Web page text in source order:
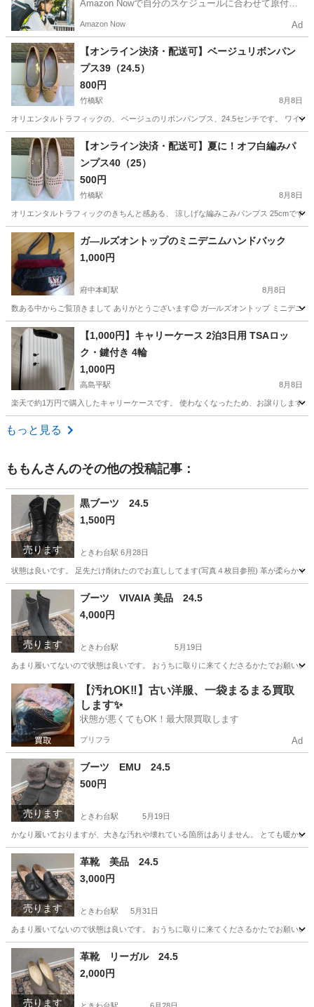
Amazon Nowで自分のスケジュールに合わせて原付や
う！
Amazon Now Ad
【オンライン決済・配送可】ベージュリボンパン
プス39（24.5）
800円
竹橋駅 8月8日
オリエンタルトラフィックの、 ベージュのリボンパンプス、24.5センチです。 ワイ
東京 千代田区 竹橋駅 靴
【オンライン決済・配送可】夏に！オフ白編みパ
ンプス40（25）
500円
竹橋駅 8月8日
オリエンタルトラフィックのきちんと感ある、 涼しげな編みこみパンプス 25cmです
東京 千代田区 竹橋駅 靴
ガ―ルズオントップのミニデニムハンドバック
1,000円
府中本町駅 8月8日
数ある中からご覧頂きまして ありがとうございます😊 ガ―ルズオントップ ミニデニ
東京 府中市 府中本町駅 バッグ
【1,000円】キャリーケース 2泊3日用 TSAロッ
ク・鍵付き 4輪
1,000円
高島平駅 8月8日
楽天で約1万円で購入したキャリーケースです。 使わなくなったため、お譲りします
東京 板橋区
もっと見る
ももんさんのその他の投稿記事：
売ります
黒ブーツ 24.5
1,500円
ときわ台駅 6月28日
状態は良いです。 足先だけ削れたのでお直ししてます(写真４枚目参照) 革が柔らか
東京 板橋区 ときわ台駅 卒業式
売ります
ブーツ VIVAIA 美品 24.5
4,000円
ときわ台駅 5月19日
あまり履いてないので状態は良いです。 おうちに取りに来てくださるかたでお願い
東京 板橋区 ときわ台駅 靴 状態
【汚れOK‼️】古い洋服、一袋まるまる買取
します✨
状態が悪くてもOK！最大限買取します
プリフラ Ad
売ります
ブーツ EMU 24.5
500円
ときわ台駅 5月19日
かなり履いておりますが、大きな汚れや壊れている箇所はありません。 とても暖か
東京 板橋区 ときわ台駅
売ります
革靴 美品 24.5
3,000円
ときわ台駅 5月31日
あまり履いてないので状態は良いです。 おうちに取りに来てくださるかたでお願い
東京 板橋区 ときわ台駅
売ります
革靴 リーガル 24.5
2,000円